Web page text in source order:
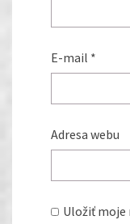
E-mail *
Adresa webu
Uložiť moje